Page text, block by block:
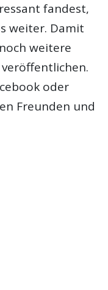
fandest,
weiter. Damit
weitere
oder
Freunden und